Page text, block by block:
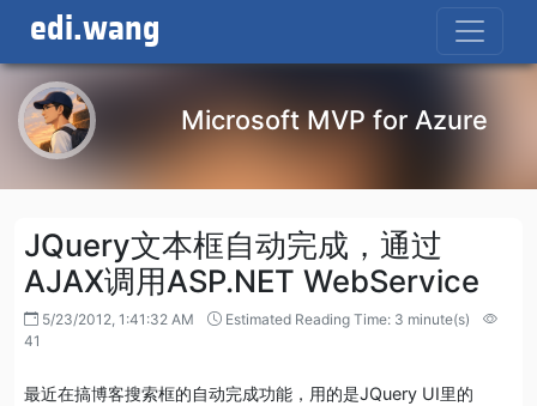
edi.wang
Microsoft MVP for Azure
JQuery文本框自动完成，通过
AJAX调用ASP.NET WebService
5/23/2012, 1:41:32 AM
Estimated Reading Time: 3 minute(s)
41
最近在搞博客搜索框的自动完成功能，用的是JQuery UI里的